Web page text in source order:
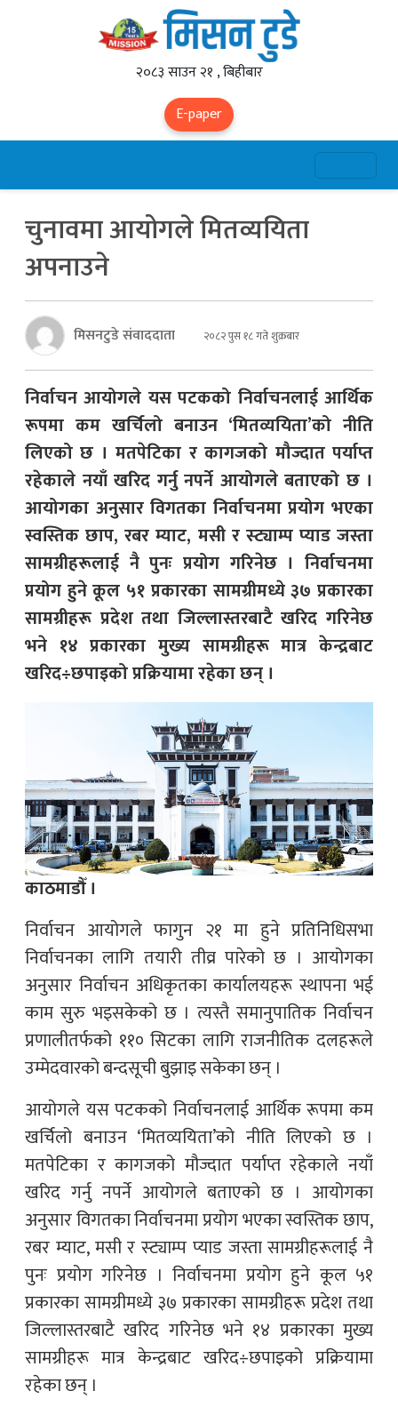
२०८३ साउन २१ , बिहीबार
E-paper
चुनावमा आयोगले मितव्ययिता
अपनाउने
मिसनटुडे संवाददाता २०८२ पुस १८ गते शुक्रबार
निर्वाचन आयोगले यस पटकको निर्वाचनलाई आर्थिक
रूपमा कम खर्चिलो बनाउन ‘मितव्ययिता’को नीति
लिएको छ । मतपेटिका र कागजको मौज्दात पर्याप्त
रहेकाले नयाँ खरिद गर्नु नपर्ने आयोगले बताएको छ ।
आयोगका अनुसार विगतका निर्वाचनमा प्रयोग भएका
स्वस्तिक छाप, रबर म्याट, मसी र स्ट्याम्प प्याड जस्ता
सामग्रीहरूलाई नै पुनः प्रयोग गरिनेछ । निर्वाचनमा
प्रयोग हुने कूल ५१ प्रकारका सामग्रीमध्ये ३७ प्रकारका
सामग्रीहरू प्रदेश तथा जिल्लास्तरबाटै खरिद गरिनेछ
भने १४ प्रकारका मुख्य सामग्रीहरू मात्र केन्द्रबाट
खरिद÷छपाइको प्रक्रियामा रहेका छन् ।
काठमाडौँ ।
निर्वाचन आयोगले फागुन २१ मा हुने प्रतिनिधिसभा
निर्वाचनका लागि तयारी तीव्र पारेको छ । आयोगका
अनुसार निर्वाचन अधिकृतका कार्यालयहरू स्थापना भई
काम सुरु भइसकेको छ । त्यस्तै समानुपातिक निर्वाचन
प्रणालीतर्फको ११० सिटका लागि राजनीतिक दलहरूले
उम्मेदवारको बन्दसूची बुझाइ सकेका छन् ।
आयोगले यस पटकको निर्वाचनलाई आर्थिक रूपमा कम
खर्चिलो बनाउन ‘मितव्ययिता’को नीति लिएको छ ।
मतपेटिका र कागजको मौज्दात पर्याप्त रहेकाले नयाँ
खरिद गर्नु नपर्ने आयोगले बताएको छ । आयोगका
अनुसार विगतका निर्वाचनमा प्रयोग भएका स्वस्तिक छाप,
रबर म्याट, मसी र स्ट्याम्प प्याड जस्ता सामग्रीहरूलाई नै
पुनः प्रयोग गरिनेछ । निर्वाचनमा प्रयोग हुने कूल ५१
प्रकारका सामग्रीमध्ये ३७ प्रकारका सामग्रीहरू प्रदेश तथा
जिल्लास्तरबाटै खरिद गरिनेछ भने १४ प्रकारका मुख्य
सामग्रीहरू मात्र केन्द्रबाट खरिद÷छपाइको प्रक्रियामा
रहेका छन् ।